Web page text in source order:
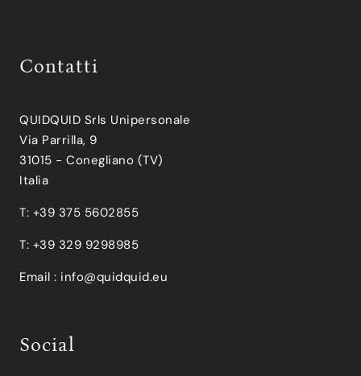
Contatti
QUIDQUID Srls Unipersonale
Via Parrilla, 9
31015 - Conegliano (TV)
Italia
T: +39 375 5602855
T: +39 329 9298985
Email : info@quidquid.eu
Social